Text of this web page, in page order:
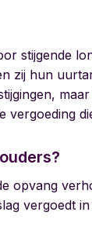
stijgende
zij hun
vergoeding
opvang
vergoedt